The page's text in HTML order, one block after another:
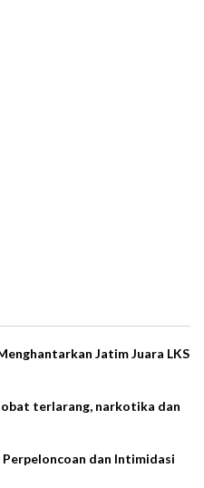
Jatim Juara LKS
terlarang, narkotika dan
dan Intimidasi